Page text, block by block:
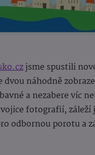
jsme spustili
dvou náhodně
a nezabere víc
fotografií,
odbornou porotu a